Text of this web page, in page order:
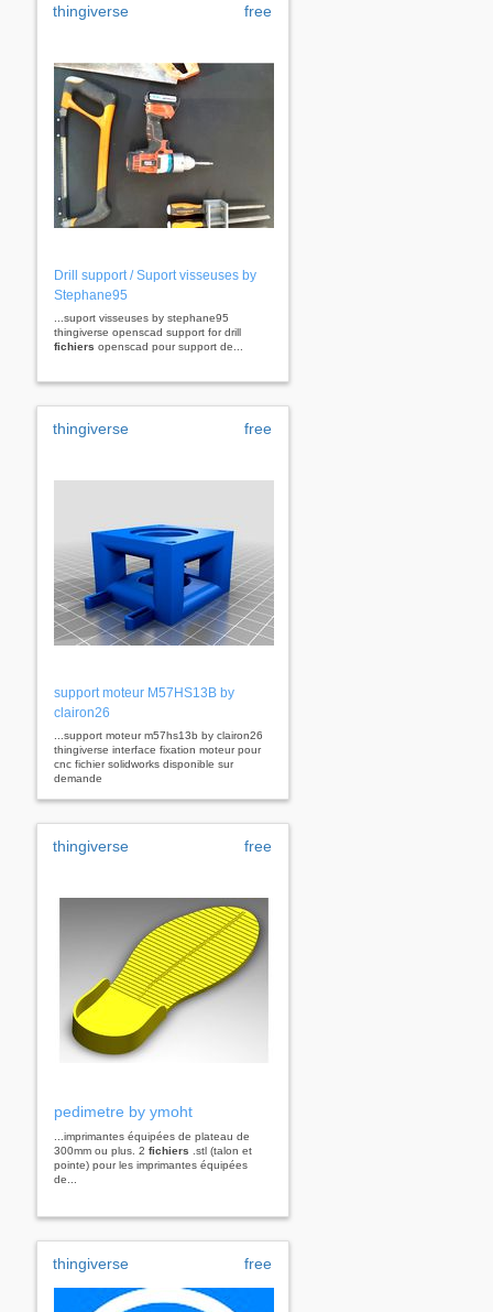
thingiverse free
Drill support / Suport visseuses by
Stephane95
...suport visseuses by stephane95
thingiverse openscad support for drill
fichiers openscad pour support de...
thingiverse free
support moteur M57HS13B by
clairon26
...support moteur m57hs13b by clairon26
thingiverse interface fixation moteur pour
cnc fichier solidworks disponible sur
demande
thingiverse free
pedimetre by ymoht
...imprimantes équipées de plateau de
300mm ou plus. 2 fichiers .stl (talon et
pointe) pour les imprimantes équipées
de...
thingiverse free